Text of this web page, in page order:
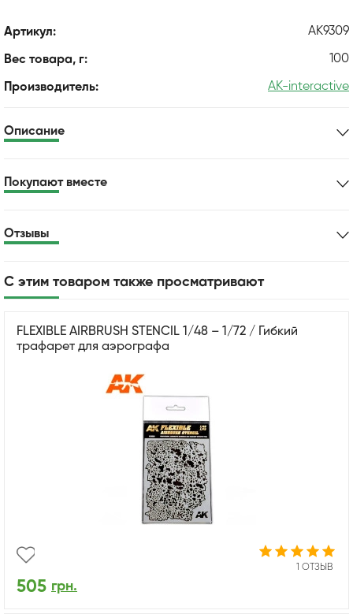
Артикул: AK9309
Вес товара, г: 100
Производитель: AK-interactive
Описание
Покупают вместе
Отзывы
С этим товаром также просматривают
FLEXIBLE AIRBRUSH STENCIL 1/48 – 1/72 / Гибкий
трафарет для аэрографа
1 ОТЗЫВ
505 грн.